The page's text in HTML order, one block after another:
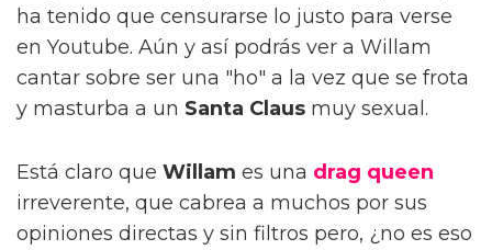
ha tenido que censurarse lo justo para verse
en Youtube. Aún y así podrás ver a Willam
cantar sobre ser una "ho" a la vez que se frota
y masturba a un Santa Claus muy sexual.
Está claro que Willam es una drag queen
irreverente, que cabrea a muchos por sus
opiniones directas y sin filtros pero, ¿no es eso